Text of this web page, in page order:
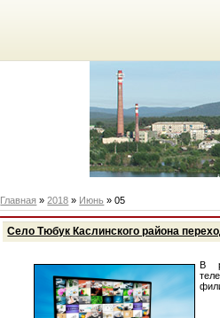
Главная »2018 » Июнь » 05
Село Тюбук Каслинского района
В